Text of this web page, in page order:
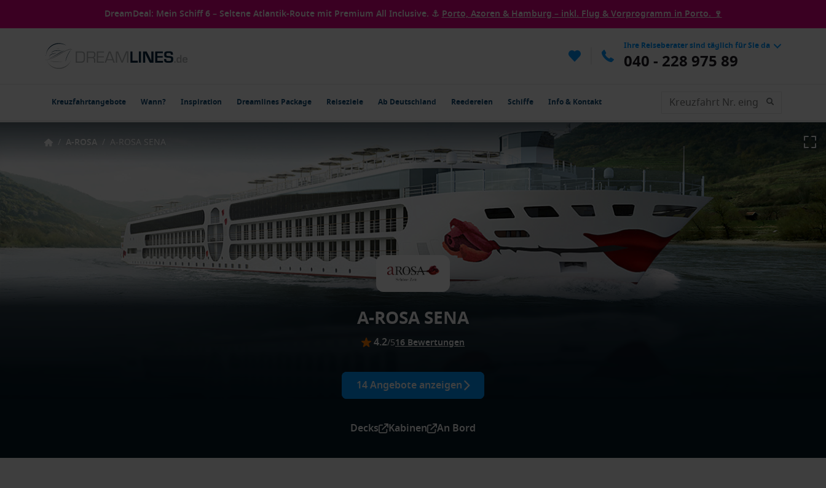
DreamDeal: Mein Schiff 6 – Seltene Atlantik-Route mit Premium All Inclusive. ⚓ Porto, Azoren & Hamburg – inkl. Flug & Vorprogramm in Porto. 🍷
Ihre Reiseberater sind täglich für Sie da
040 - 228 975 89
Kreuzfahrtangebote Wann? Inspiration Dreamlines Package Reiseziele Ab Deutschland Reedereien Schiffe Info & Kontakt
/ A-ROSA / A-ROSA SENA
A-ROSA SENA
4.2/516 Bewertungen
14 Angebote anzeigen
Decks Kabinen An Bord